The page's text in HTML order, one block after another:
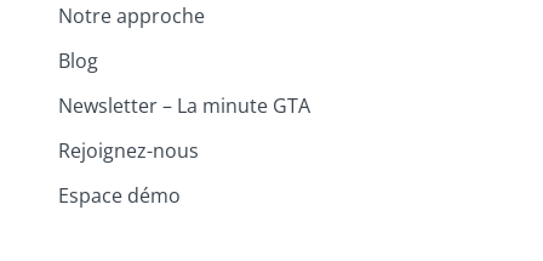
Notre approche
Blog
Newsletter – La minute GTA
Rejoignez-nous
Espace démo